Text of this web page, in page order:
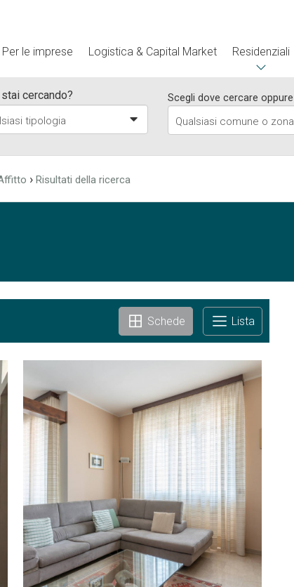
Per le imprese Logistica & Capital Market Residenziali
cercando?
tipologia
Scegli dove cercare oppure
Qualsiasi comune o zona
› Risultati della ricerca
Schede Lista